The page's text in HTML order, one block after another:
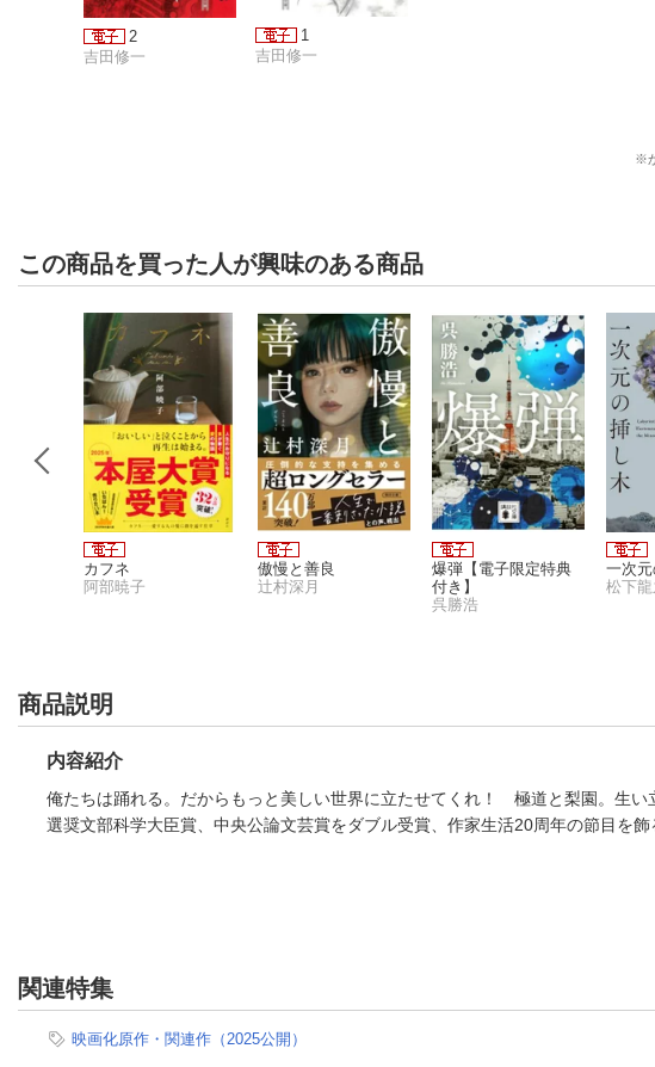
2
吉田修一
1
吉田修一
※
この商品を買った人が興味のある商品
カフネ
阿部暁子
傲慢と善良
辻村深月
爆弾【電子限定特典
付き】
呉勝浩
一次
松下
商品説明
内容紹介
俺たちは踊れる。だからもっと美しい世界に立たせてくれ！ 極道と梨園。生
選奨文部科学大臣賞、中央公論文芸賞をダブル受賞、作家生活20周年の節目を飾
関連特集
映画化原作・関連作（2025公開）